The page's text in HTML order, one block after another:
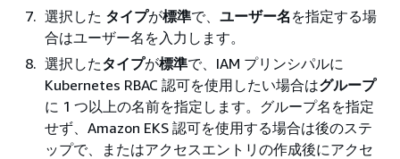
選択した タイプが標準で、 ユーザー名 を指定する場
合はユーザー名を入力します。
選択したタイプが標準で、IAM プリンシパルに
Kubernetes RBAC 認可を使用したい場合はグループ
に 1 つ以上の名前を指定します。グループ名を指定
せず、Amazon EKS 認可を使用する場合は後のステ
ップで、またはアクセスエントリの作成後にアクセ